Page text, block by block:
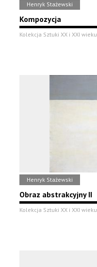
Henryk Stażewski
Kompozycja
Kolekcja Sztuki XX i XXI wieku
Henryk Stażewski
Obraz abstrakcyjny II
Kolekcja Sztuki XX i XXI wieku